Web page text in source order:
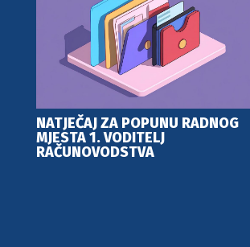
NATJEČAJ ZA POPUNU RADNOG
MJESTA 1. VODITELJ
RAČUNOVODSTVA